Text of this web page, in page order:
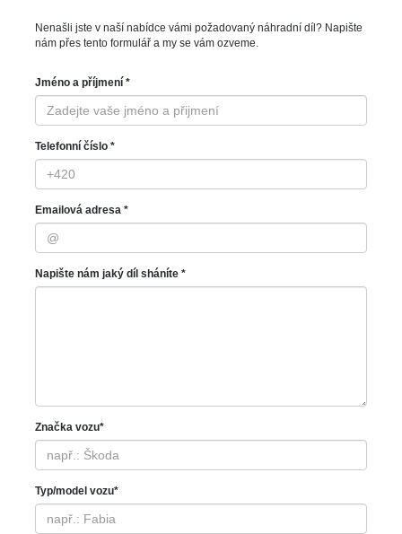
Nenašli jste v naší nabídce vámi požadovaný náhradní díl? Napište
nám přes tento formulář a my se vám ozveme.
Jméno a příjmení *
Telefonní číslo *
Emailová adresa *
Napište nám jaký díl sháníte *
Značka vozu*
Typ/model vozu*